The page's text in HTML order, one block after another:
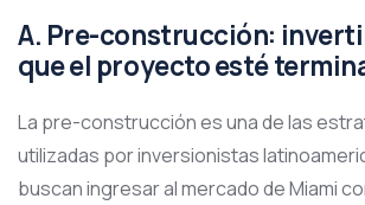
A. Pre-construcción:
que el proyecto esté
La pre-construcción es una de las
utilizadas por inversionistas
buscan ingresar al mercado de Miami